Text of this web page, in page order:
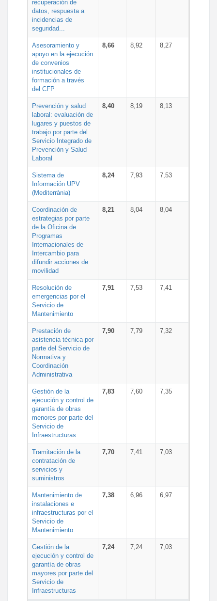
recuperación de
datos, respuesta a
incidencias de
seguridad...
Asesoramiento y
apoyo en la ejecución
de convenios
institucionales de
formación a través
del CFP
8,66 8,92 8,27
Prevención y salud
laboral: evaluación de
lugares y puestos de
trabajo por parte del
Servicio Integrado de
Prevención y Salud
Laboral
8,40 8,19 8,13
Sistema de
Información UPV
(Mediterrània)
8,24 7,93 7,53
Coordinación de
estrategias por parte
de la Oficina de
Programas
Internacionales de
Intercambio para
difundir acciones de
movilidad
8,21 8,04 8,04
Resolución de
emergencias por el
Servicio de
Mantenimiento
7,91 7,53 7,41
Prestación de
asistencia técnica por
parte del Servicio de
Normativa y
Coordinación
Administrativa
7,90 7,79 7,32
Gestión de la
ejecución y control de
garantía de obras
menores por parte del
Servicio de
Infraestructuras
7,83 7,60 7,35
Tramitación de la
contratación de
servicios y
suministros
7,70 7,41 7,03
Mantenimiento de
instalaciones e
infraestructuras por el
Servicio de
Mantenimiento
7,38 6,96 6,97
Gestión de la
ejecución y control de
garantía de obras
mayores por parte del
Servicio de
Infraestructuras
7,24 7,24 7,03